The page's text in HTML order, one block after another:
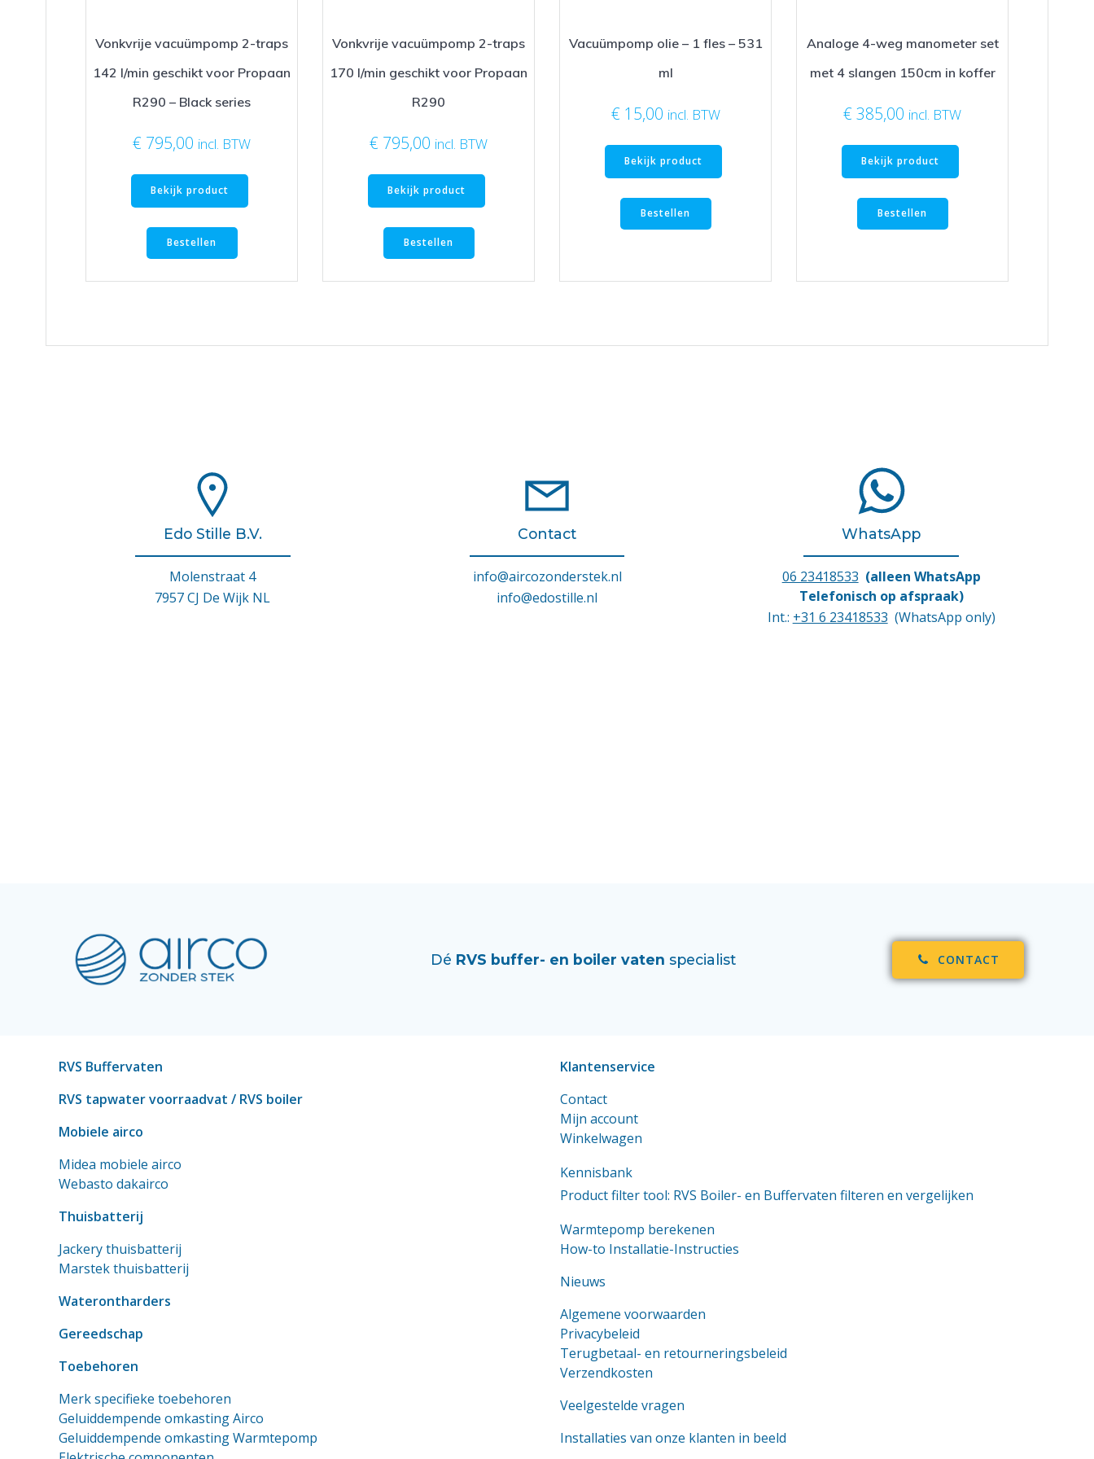
Vonkvrije vacuümpomp 2-traps
142 l/min geschikt voor Propaan
R290 – Black series
€ 795,00 incl. BTW
Bekijk product
Bestellen
Vonkvrije vacuümpomp 2-traps
170 l/min geschikt voor Propaan
R290
€ 795,00 incl. BTW
Bekijk product
Bestellen
Vacuümpomp olie – 1 fles – 531
ml
€ 15,00 incl. BTW
Bekijk product
Bestellen
Analoge 4-weg manometer set
met 4 slangen 150cm in koffer
€ 385,00 incl. BTW
Bekijk product
Bestellen
Edo Stille B.V.
Molenstraat 4
7957 CJ De Wijk NL
Contact
info@aircozonderstek.nl
info@edostille.nl
WhatsApp
06 23418533 (alleen WhatsApp
Telefonisch op afspraak)
Int.: +31 6 23418533 (WhatsApp only)
Dé RVS buffer- en boiler vaten specialist CONTACT
RVS Buffervaten
RVS tapwater voorraadvat / RVS boiler
Mobiele airco
Midea mobiele airco
Webasto dakairco
Thuisbatterij
Jackery thuisbatterij
Marstek thuisbatterij
Waterontharders
Gereedschap
Toebehoren
Merk specifieke toebehoren
Geluiddempende omkasting Airco
Geluiddempende omkasting Warmtepomp
Klantenservice
Contact
Mijn account
Winkelwagen
Kennisbank
Product filter tool: RVS Boiler- en Buffervaten filteren en vergelijken
Warmtepomp berekenen
How-to Installatie-Instructies
Nieuws
Algemene voorwaarden
Privacybeleid
Terugbetaal- en retourneringsbeleid
Verzendkosten
Veelgestelde vragen
Installaties van onze klanten in beeld